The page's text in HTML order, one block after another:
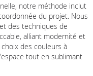
notre méthode inclut
du projet. Nous
des techniques de
alliant modernité et
des couleurs à
tout en sublimant